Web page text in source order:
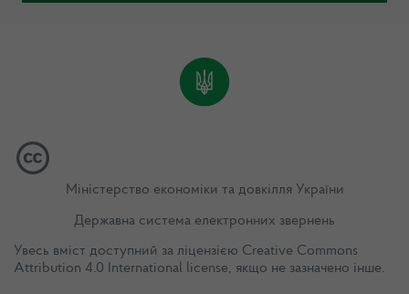
Міністерство економіки та довкілля України
Державна система електронних звернень
Увесь вміст доступний за ліцензією Creative Commons
Attribution 4.0 International license, якщо не зазначено інше.